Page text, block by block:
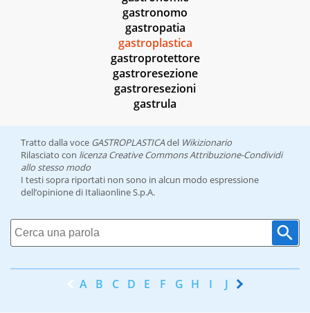
gastronomo
gastropatia
gastroplastica
gastroprotettore
gastroresezione
gastroresezioni
gastrula
Tratto dalla voce GASTROPLASTICAdel Wikizionario
Rilasciato con licenza Creative Commons Attribuzione-Condividi
allo stesso modo
I testi sopra riportati non sono in alcun modo espressione
dell’opinione di Italiaonline S.p.A.
A B C D E F G H I J K